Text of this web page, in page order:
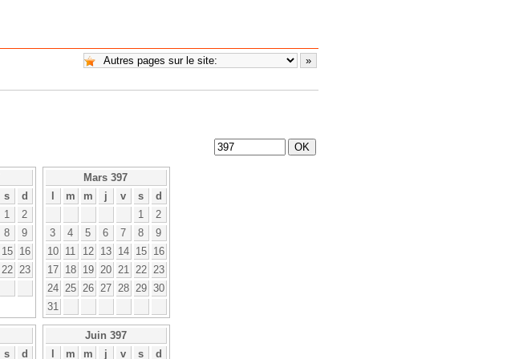
s
d
1
2
8
9
15
16
22
23
Mars 397
l
m m j v s
d
1
2
3
4 5 6 7 8
9
10
11 12 13 14 15
16
17
18 19 20 21 22
23
24
25 26 27 28 29 30
31
s
d
Juin 397
l
m m j v s
d